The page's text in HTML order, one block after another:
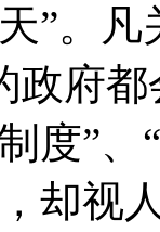
”。
政府
度”
却视